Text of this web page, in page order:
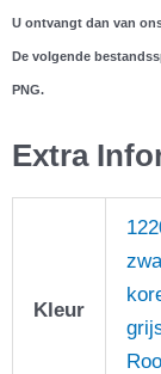
U ontvangt dan van
De volgende
PNG.
Extra
Kleur